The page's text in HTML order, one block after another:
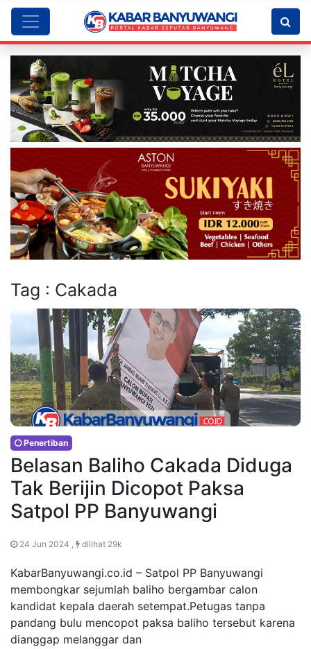
Tag : Cakada
Penertiban
Belasan Baliho Cakada Diduga
Tak Berijin Dicopot Paksa
Satpol PP Banyuwangi
24 Jun 2024 , dilihat 29k
KabarBanyuwangi.co.id – Satpol PP Banyuwangi
membongkar sejumlah baliho bergambar calon
kandidat kepala daerah setempat.Petugas tanpa
pandang bulu mencopot paksa baliho tersebut karena
dianggap melanggar dan